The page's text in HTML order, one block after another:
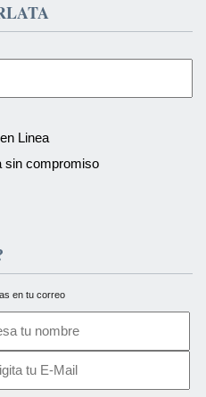
Linea
sin compromiso
en tu correo